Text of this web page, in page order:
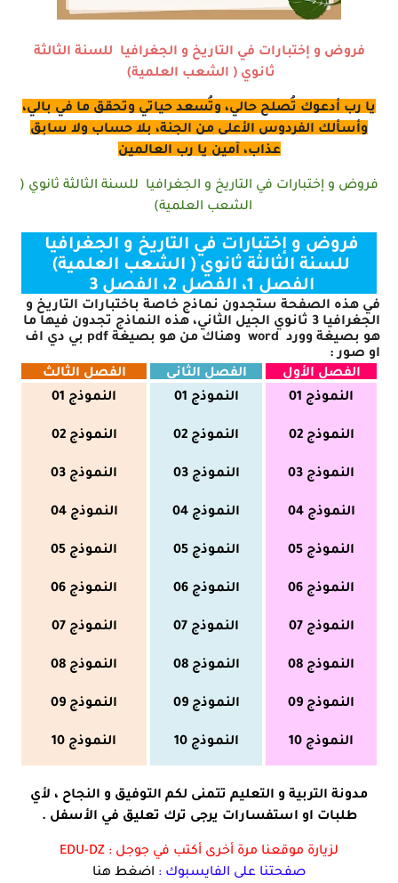
فروض و إختبارات في التاريخ و الجغرافيا للسنة الثالثة
ثانوي ( الشعب العلمية)
يا رب أدعوك تُصلح حالي، وتُسعد حياتي وتحقق ما في بالي،
وأسألك الفردوس الأعلى من الجنة، بلا حساب ولا سابق
عذاب، آمين يا رب العالمين
فروض و إختبارات في التاريخ و الجغرافيا للسنة الثالثة ثانوي (
الشعب العلمية)
فروض و إختبارات في التاريخ و الجغرافيا
للسنة الثالثة ثانوي ( الشعب العلمية)
الفصل 1، الفصل 2، الفصل 3
في هذه الصفحة ستجدون نماذج خاصة باختبارات التاريخ و
الجغرافيا 3 ثانوي الجيل الثاني، هذه النماذج تجدون فيها ما
هو بصيغة وورد
word وهناك من هو بصيغة pdf بي دي اف
او صور :
الفصل الأول
الفصل الثاني
الفصل الثالث
النموذج 01
النموذج 02
النموذج 03
النموذج 04
النموذج 05
النموذج 06
النموذج 07
النموذج 08
النموذج 09
النموذج 10
النموذج 01
النموذج 02
النموذج 03
النموذج 04
النموذج 05
النموذج 06
النموذج 07
النموذج 08
النموذج 09
النموذج 10
النموذج 01
النموذج 02
النموذج 03
النموذج 04
النموذج 05
النموذج 06
النموذج 07
النموذج 08
النموذج 09
النموذج 10
مدونة التربية و التعليم تتمنى لكم التوفيق و النجاح ، لأي
طلبات او استفسارات يرجى ترك تعليق في الأسفل .
لزيارة موقعنا مرة أخرى أكتب في جوجل : EDU-DZ
صفحتنا على الفايسبوك : اضغط هنا